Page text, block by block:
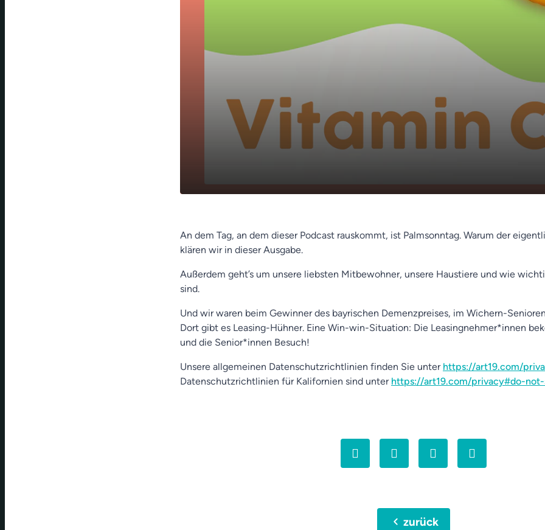
An dem Tag, an dem dieser Podcast rauskommt, ist Palmsonntag. Warum der
klären wir in dieser Ausgabe.
Außerdem geht’s um unsere liebsten Mitbewohner, unsere Haustiere und wie
sind.
Und wir waren beim Gewinner des bayrischen Demenzpreises, im Wichern-
Dort gibt es Leasing-Hühner. Eine Win-win-Situation: Die Leasingnehmer*innen
und die Senior*innen Besuch!
Unsere allgemeinen Datenschutzrichtlinien finden Sie unter https://art19.com/
Datenschutzrichtlinien für Kalifornien sind unter https://art19.com/privacy#do-
chevron_leftzurück